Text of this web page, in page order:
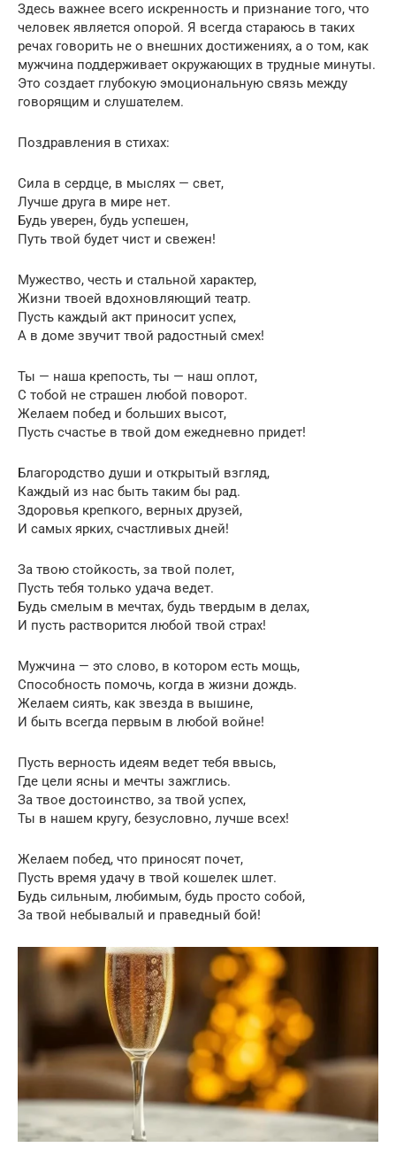
Здесь важнее всего искренность и признание того, что
человек является опорой. Я всегда стараюсь в таких
речах говорить не о внешних достижениях, а о том, как
мужчина поддерживает окружающих в трудные минуты.
Это создает глубокую эмоциональную связь между
говорящим и слушателем.
Поздравления в стихах:
Сила в сердце, в мыслях — свет,
Лучше друга в мире нет.
Будь уверен, будь успешен,
Путь твой будет чист и свежен!
Мужество, честь и стальной характер,
Жизни твоей вдохновляющий театр.
Пусть каждый акт приносит успех,
А в доме звучит твой радостный смех!
Ты — наша крепость, ты — наш оплот,
С тобой не страшен любой поворот.
Желаем побед и больших высот,
Пусть счастье в твой дом ежедневно придет!
Благородство души и открытый взгляд,
Каждый из нас быть таким бы рад.
Здоровья крепкого, верных друзей,
И самых ярких, счастливых дней!
За твою стойкость, за твой полет,
Пусть тебя только удача ведет.
Будь смелым в мечтах, будь твердым в делах,
И пусть растворится любой твой страх!
Мужчина — это слово, в котором есть мощь,
Способность помочь, когда в жизни дождь.
Желаем сиять, как звезда в вышине,
И быть всегда первым в любой войне!
Пусть верность идеям ведет тебя ввысь,
Где цели ясны и мечты зажглись.
За твое достоинство, за твой успех,
Ты в нашем кругу, безусловно, лучше всех!
Желаем побед, что приносят почет,
Пусть время удачу в твой кошелек шлет.
Будь сильным, любимым, будь просто собой,
За твой небывалый и праведный бой!